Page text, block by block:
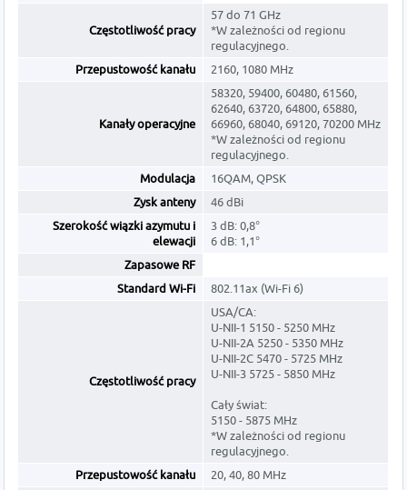
Częstotliwość pracy
57 do 71 GHz
*W zależności od regionu
regulacyjnego.
Przepustowość kanału
2160, 1080 MHz
Kanały operacyjne
58320, 59400, 60480, 61560,
62640, 63720, 64800, 65880,
66960, 68040, 69120, 70200 MHz
*W zależności od regionu
regulacyjnego.
Modulacja
16QAM, QPSK
Zysk anteny
46 dBi
Szerokość wiązki azymutu i
elewacji
3 dB: 0,8°
6 dB: 1,1°
Zapasowe RF
Standard Wi-Fi
802.11ax (Wi-Fi 6)
Częstotliwość pracy
USA/CA:
U-NII-1 5150 - 5250 MHz
U-NII-2A 5250 - 5350 MHz
U-NII-2C 5470 - 5725 MHz
U-NII-3 5725 - 5850 MHz
Cały świat:
5150 - 5875 MHz
*W zależności od regionu
regulacyjnego.
Przepustowość kanału
20, 40, 80 MHz